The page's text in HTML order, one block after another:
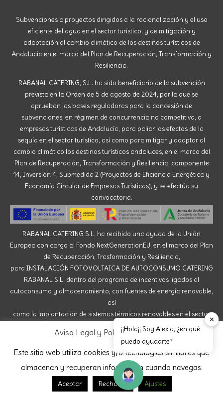
Subvenciones a proyectos dirigidos a la racionalización y el uso
eficiente del agua en el sector turístico, y de mitigación y
adaptación al cambio climático de los destinos turísticos de
Andalucía en el marco del Plan de Recuperación, Transformación y
Resiliencia.
RABANAL CATERING, S.L. ha sido beneficiario de la subvención
prevista en la Orden de 5 de agosto de 2024, por la que se
aprueban las bases reguladoras para la concesión de
subvenciones, en régimen de concurrencia no competitiva, a
empresas turísticas de Andalucía, para paliar los efectos de la
sequía en el sector turístico, así como para mitigar y adaptar al
cambio climático los destinos turísticos andaluces, en el marco del
Plan de Recuperación, Transformación y Resiliencia, componente
14, Inversión 4, Submedida 2 (Proyectos de Eficiencia Energética y
Economía Circular de Empresas Turísticas), y se efectúa su
convocatoria.
RABANAL CATERING S.L. ha recibido una ayuda de la Unión
Europea con cargo al Fondo NextGenerationEU, en el marco del Plan
de Recuperación, Trasformación y Resiliencia,
para INSTALACIÓN FOTOVOLTAICA DE AUTOCONSUMO CATERING
RABANAL S.L. dentro del programa de incentivos ligados al
autoconsumo y almacenamiento, con fuentes de energía renovable,
así
como la implantación de sistemas térmicos renovables en el sector
residencial del Ministerio para la Transición Ecológica y el Reto
Demográfico, gestionado por la Junta de Andalucía,
a través de la Agencia Andaluza de la Energía.
Aviso Legal y Política de Cookies
Este sitio web utiliza cookies y/o tecnologías similares que
almacenan y recuperan información cuando navegas.
Aceptar Rechazar Ajustes
✕
¡¡Hola¡¡ Soy Alexia, ¿en qué
puedo ayudarte?